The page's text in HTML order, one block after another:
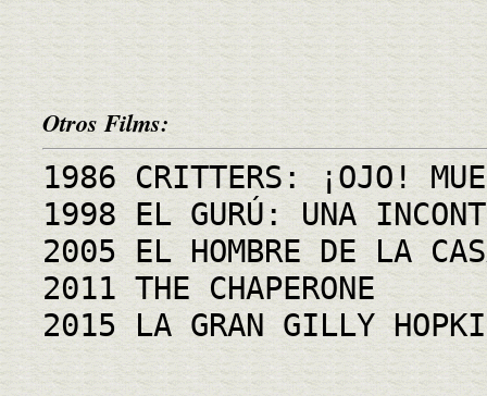
Otros Films:
1986 CRITTERS: ¡OJO!
1998 EL GURÚ: UNA
2005 EL HOMBRE DE LA
2011 THE CHAPERONE
2015 LA GRAN GILLY